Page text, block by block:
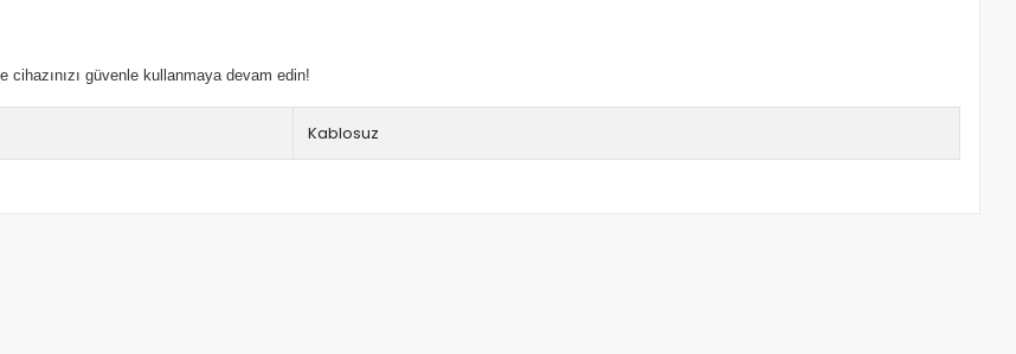
cihazınızı güvenle kullanmaya devam edin!
Kablosuz